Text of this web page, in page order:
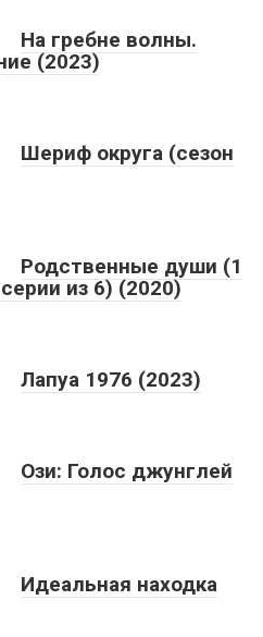
На гребне волны.
(2023)
Шериф округа (сезон
Родственные души (1
из 6) (2020)
Лапуа 1976 (2023)
Ози: Голос джунглей
Идеальная находка